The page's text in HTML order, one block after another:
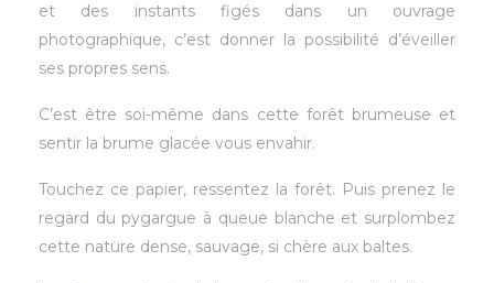
et des instants figés dans un ouvrage
photographique, c’est donner la possibilité d’éveiller
ses propres sens.
C’est être soi-même dans cette forêt brumeuse et
sentir la brume glacée vous envahir.
Touchez ce papier, ressentez la forêt. Puis prenez le
regard du pygargue à queue blanche et surplombez
cette nature dense, sauvage, si chère aux baltes.